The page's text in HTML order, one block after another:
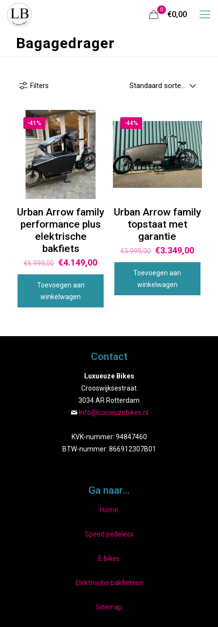
0
€0,00
Bagagedrager
Filters
-41%
Urban Arrow family
performance plus
elektrische
bakfiets
€6.999,00 €4.149,00
Toevoegen aan
winkelwagen
-44%
Urban Arrow family
topstaat met
garantie
€5.999,00 €3.349,00
Toevoegen aan
winkelwagen
Contact
Luxueuze Bikes
Crooswijksestraat
3034 AR Rotterdam
Info@luxueuzebikes.nl
KVK-nummer: 94847460
BTW-nummer: 866912307B01
Ga naar…
Home
Speed pedelecs
E bikes
Elektrische bakfietsen
Sitemap